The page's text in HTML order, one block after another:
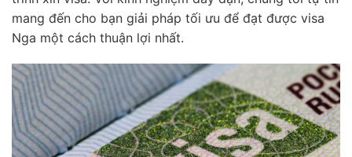
mang đến cho bạn giải pháp tối ưu để đạt được visa
Nga một cách thuận lợi nhất.